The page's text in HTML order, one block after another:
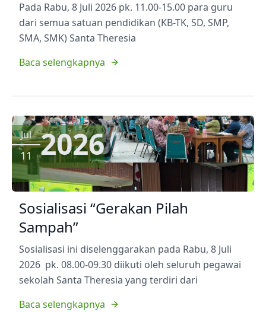
Pada Rabu, 8 Juli 2026 pk. 11.00-15.00 para guru
dari semua satuan pendidikan (KB-TK, SD, SMP,
SMA, SMK) Santa Theresia
Baca selengkapnya
Jul
11 2026
Sosialisasi “Gerakan Pilah
Sampah”
Sosialisasi ini diselenggarakan pada Rabu, 8 Juli
2026 pk. 08.00-09.30 diikuti oleh seluruh pegawai
sekolah Santa Theresia yang terdiri dari
Baca selengkapnya